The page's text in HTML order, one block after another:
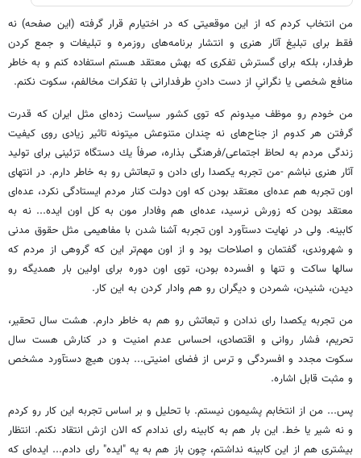
من انتخاب كردم كه از اين موقعيتى كه در اختيارم قرار گرفته (اين صفحه) نه
فقط براى تبليغ آثار هنرى و انتشار برنامه‌هاى روزمره و تبليغات و جمع كردن
طرفدار، بلكه براى گسترش تفكرى كه بهش معتقد هستم استفاده كنم و به خاطر
منافع شخصى يا نگرانىِ از دست دادنِ طرفدارانى با تفكرات مخالفم، سكوت نكنم.
من خودم رو موظف ميدونم كه توى كشور سياست زده‌اى مثل ايران كه قدرت
گرفتن هر كدوم از جناح‌هاى نه چندان متنوعش ميتونه تاثير زيادى روى كيفيت
زندگى مردم به لحاظ اجتماعى/فرهنگى بذاره، صرفاً يك دستگاه تزئينى براى توليد
آثار هنرى نباشم -من تجربه يكصدا راى دادن و تبعاتش رو به خاطر دارم. در انتهاى
اون تجربه هم عده‌اى معتقد بودن كه اون دولت كنار مردم ايستادگى نكرد، عده‌اى
معتقد بودن كه زورش نرسيد، عده‌اى هم وفادار مون به كل اون ايده... نه به
كابينه. ولى در نهايت دستآورد اون تجربه آشنا شدن با مفاهيمى مثل حقوق مدنى
و شهروندى، گفتمان و اصلاحات بود و از اون مهم‌تر اين كه گروهى از مردم كه
سالها ساكت و تنها و افسرده بودن، توى اون دوره براى اولين بار همديگه رو
ديدن، شنيدن، شمردن و ديگران رو هم وادار كردن به اين كار.
من تجربه يكصدا راى ندادن و تبعاتش رو هم به خاطر دارم. هشت سال تحقير،
تحريم، فشار روانى و اقتصادى، احساس عدم امنيت و در كنارش هست سال
سكوت مجدد و افسردگى و ترس از فضاى امنيتى... بدون هيچ دستآورد مشخص
و مثبت قابل اشاره.
پس... من از انتخابم پشيمون نيستم. با تحليل و بر اساس تجربه اين كار رو كردم
و نه شير يا خط. اين بار هم به كابينه راى ندادم كه الان ازش انتقاد نكنم. انتظار
بيشترى هم از اين كابينه نداشتم، چون باز هم به يه "ايده" راى دادم... ايده‌اى كه